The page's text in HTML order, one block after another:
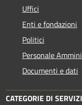
Uffici
Enti e fondazioni
Politici
Personale
Documenti e dati
CATEGORIE DI